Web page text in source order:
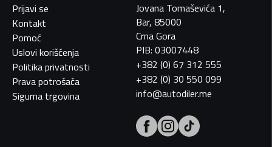
Prijavi se
Kontakt
Pomoć
Uslovi korišćenja
Politika privatnosti
Prava potrošača
Sigurna trgovina
Jovana Tomaševića 1,
Bar, 85000
Crna Gora
PIB: 03007448
+382 (0) 67 312 555
+382 (0) 30 550 099
info@autodiler.me